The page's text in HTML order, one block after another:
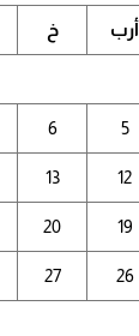
أرب خ
5
6
12
13
19
20
26
27